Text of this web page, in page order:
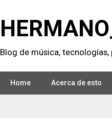
Blog de música,
Home Acerca de esto